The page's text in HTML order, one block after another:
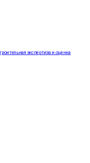
экспертиза и оценка